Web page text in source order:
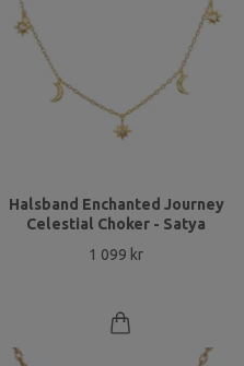
Halsband Enchanted Journey
Celestial Choker - Satya
1 099 kr